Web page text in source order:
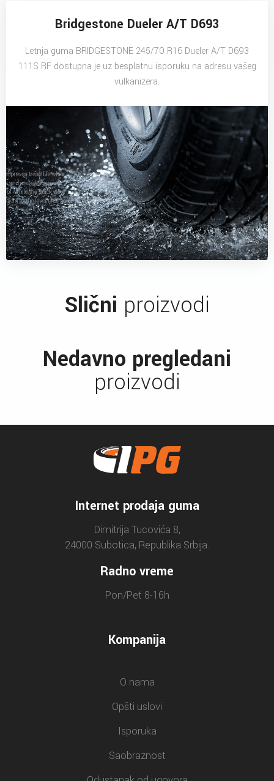
Bridgestone Dueler A/T D693
Letnja guma BRIDGESTONE 245/70 R16 Dueler A/T D693
111S RF dostupna je uz besplatnu isporuku na adresu vašeg
vulkanizera.
Slični proizvodi
Nedavno pregledani
proizvodi
Internet prodaja guma
Dimitrija Tucovića 8,
24000 Subotica, Republika Srbija.
Radno vreme
Pon/Pet 8-16h
Kompanija
O nama
Opšti uslovi
Isporuka
Saobraznost